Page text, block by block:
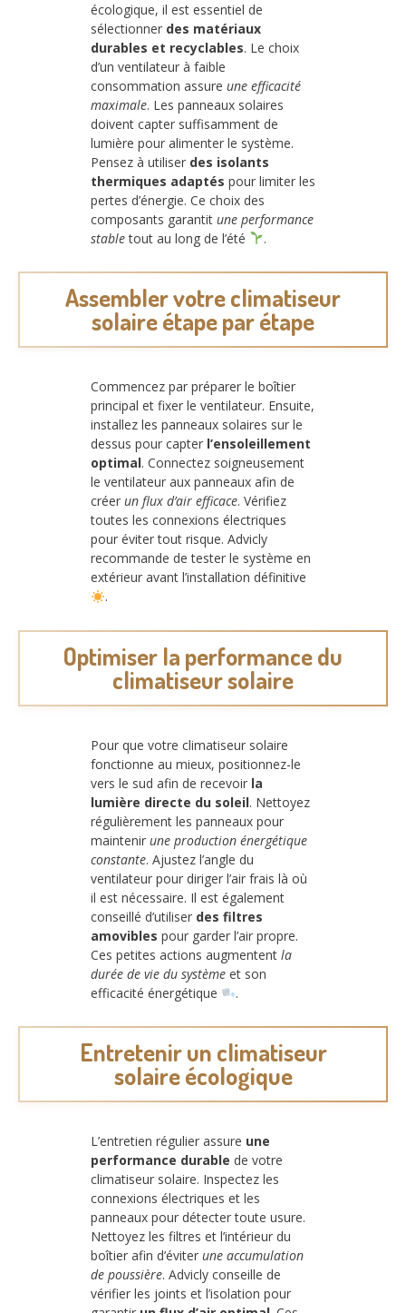
écologique, il est essentiel de
sélectionner des matériaux
durables et recyclables. Le choix
d’un ventilateur à faible
consommation assure une efficacité
maximale. Les panneaux solaires
doivent capter suffisamment de
lumière pour alimenter le système.
Pensez à utiliser des isolants
thermiques adaptés pour limiter les
pertes d’énergie. Ce choix des
composants garantit une performance
stabletout au long de l’été .
Assembler votre climatiseur
solaire étape par étape
Commencez par préparer le boîtier
principal et fixer le ventilateur. Ensuite,
installez les panneaux solaires sur le
dessus pour capter l’ensoleillement
optimal. Connectez soigneusement
le ventilateur aux panneaux afin de
créer un flux d’air efficace. Vérifiez
toutes les connexions électriques
pour éviter tout risque. Advicly
recommande de tester le système en
extérieur avant l’installation définitive
.
Optimiser la performance du
climatiseur solaire
Pour que votre climatiseur solaire
fonctionne au mieux, positionnez-le
vers le sud afin de recevoir la
lumière directe du soleil. Nettoyez
régulièrement les panneaux pour
maintenir une production énergétique
constante. Ajustez l’angle du
ventilateur pour diriger l’air frais là où
il est nécessaire. Il est également
conseillé d’utiliser des filtres
amovibles pour garder l’air propre.
Ces petites actions augmentent la
durée de vie du système et son
efficacité énergétique
.
Entretenir un climatiseur
solaire écologique
L’entretien régulier assure une
performance durable de votre
climatiseur solaire. Inspectez les
connexions électriques et les
panneaux pour détecter toute usure.
Nettoyez les filtres et l’intérieur du
boîtier afin d’éviter une accumulation
de poussière. Advicly conseille de
vérifier les joints et l’isolation pour